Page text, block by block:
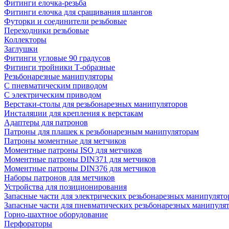
Фитинги елочка-резьба
Фитинги елочка для сращивания шлангов
Футорки и соединители резьбовые
Переходники резьбовые
Коллекторы
Заглушки
Фитинги угловые 90 градусов
Фитинги тройники Т-образные
Резьбонарезные манипуляторы
С пневматическим приводом
С электрическим приводом
Верстаки-столы для резьбонарезных манипуляторов
Инсталяции для крепления к верстакам
Адаптеры для патронов
Патроны для плашек к резьбонарезным манипуляторам
Патроны моментные для метчиков
Моментные патроны ISO для метчиков
Моментные патроны DIN371 для метчиков
Моментные патроны DIN376 для метчиков
Наборы патронов для метчиков
Устройства для позиционирования
Запасные части для электрических резьбонарезных
Запасные части для пневматических резьбонарезных
Горно-шахтное оборудование
Перфораторы